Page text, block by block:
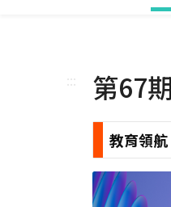
::: 第67
教育領航